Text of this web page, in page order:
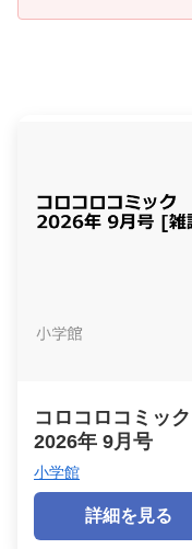
コロコロコミック
2026年 9月号
小学館
詳細を見る